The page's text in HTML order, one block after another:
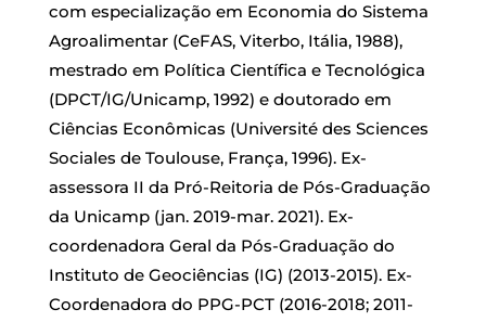
com especialização em Economia do Sistema
Agroalimentar (CeFAS, Viterbo, Itália, 1988),
mestrado em Política Científica e Tecnológica
(DPCT/IG/Unicamp, 1992) e doutorado em
Ciências Econômicas (Université des Sciences
Sociales de Toulouse, França, 1996). Ex-
assessora II da Pró-Reitoria de Pós-Graduação
da Unicamp (jan. 2019-mar. 2021). Ex-
coordenadora Geral da Pós-Graduação do
Instituto de Geociências (IG) (2013-2015). Ex-
Coordenadora do PPG-PCT (2016-2018; 2011-